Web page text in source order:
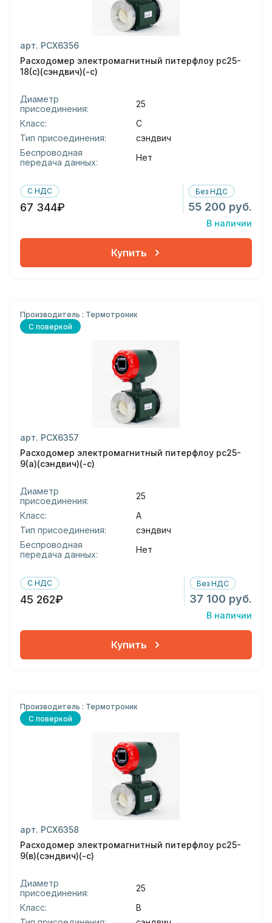
арт. РСХ6356
Расходомер электромагнитный питерфлоу рс25-
18(с)(сэндвич)(-с)
Диаметр
присоединения:
25
Класс:
С
Тип присоединения:
сэндвич
Беспроводная
передача данных:
Нет
С НДС
67 344₽
Без НДС
55 200 руб.
В наличии
Купить
Производитель : Термотроник
С поверкой
арт. РСХ6357
Расходомер электромагнитный питерфлоу рс25-
9(а)(сэндвич)(-с)
Диаметр
присоединения:
25
Класс:
А
Тип присоединения:
сэндвич
Беспроводная
передача данных:
Нет
С НДС
45 262₽
Без НДС
37 100 руб.
В наличии
Купить
Производитель : Термотроник
С поверкой
арт. РСХ6358
Расходомер электромагнитный питерфлоу рс25-
9(в)(сэндвич)(-с)
Диаметр
присоединения:
25
Класс:
В